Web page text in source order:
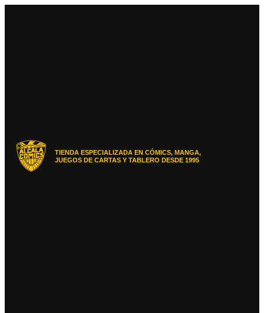
TIENDA ESPECIALIZADA EN CÓMICS, MANGA,
JUEGOS DE CARTAS Y TABLERO DESDE 1995